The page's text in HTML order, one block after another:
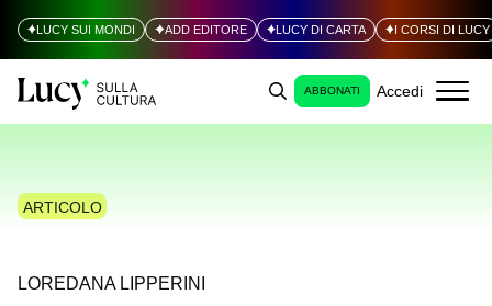
LUCY SUI MONDI ADD EDITORE LUCY DI CARTA I CORSI DI LUCY
ABBONATI Accedi
ARTICOLO
LOREDANA LIPPERINI